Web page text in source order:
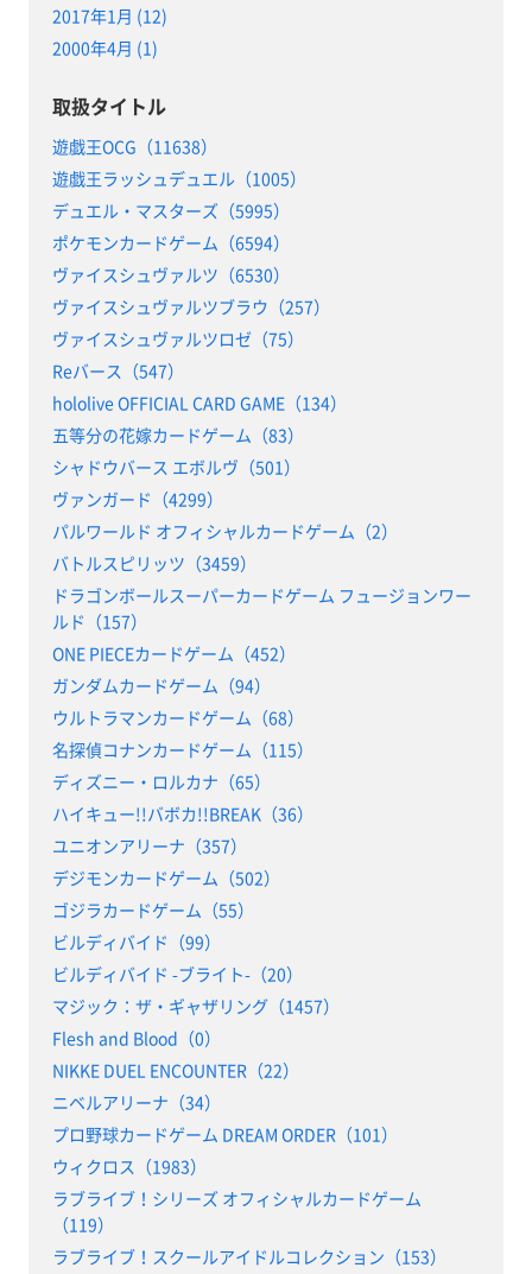
2017年1月 (12)
2000年4月 (1)
取扱タイトル
遊戯王OCG（11638）
遊戯王ラッシュデュエル（1005）
デュエル・マスターズ（5995）
ポケモンカードゲーム（6594）
ヴァイスシュヴァルツ（6530）
ヴァイスシュヴァルツブラウ（257）
ヴァイスシュヴァルツロゼ（75）
Reバース（547）
hololive OFFICIAL CARD GAME（134）
五等分の花嫁カードゲーム（83）
シャドウバース エボルヴ（501）
ヴァンガード（4299）
パルワールド オフィシャルカードゲーム（2）
バトルスピリッツ（3459）
ドラゴンボールスーパーカードゲーム フュージョンワー
ルド（157）
ONE PIECEカードゲーム（452）
ガンダムカードゲーム（94）
ウルトラマンカードゲーム（68）
名探偵コナンカードゲーム（115）
ディズニー・ロルカナ（65）
ハイキュー!!バボカ!!BREAK（36）
ユニオンアリーナ（357）
デジモンカードゲーム（502）
ゴジラカードゲーム（55）
ビルディバイド（99）
ビルディバイド -ブライト-（20）
マジック：ザ・ギャザリング（1457）
Flesh and Blood（0）
NIKKE DUEL ENCOUNTER（22）
ニベルアリーナ（34）
プロ野球カードゲーム DREAM ORDER（101）
ウィクロス（1983）
ラブライブ！シリーズ オフィシャルカードゲーム
（119）
ラブライブ！スクールアイドルコレクション（153）